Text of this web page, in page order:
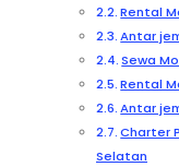
Rental
Antar
Sewa
Rental
Antar
Charter
Selatan